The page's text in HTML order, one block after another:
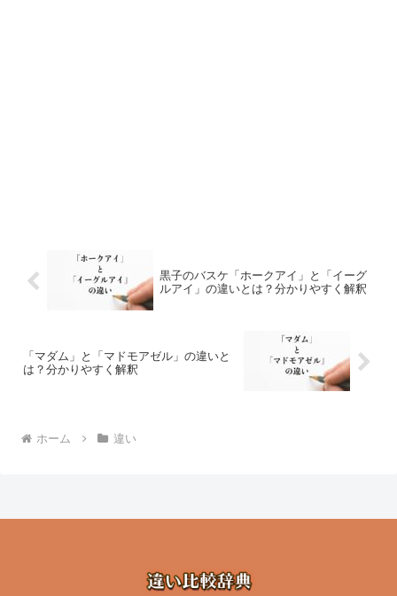
黒子のバスケ「ホークアイ」と「イーグ
ルアイ」の違いとは？分かりやすく解釈
「マダム」と「マドモアゼル」の違いと
は？分かりやすく解釈
ホーム 違い